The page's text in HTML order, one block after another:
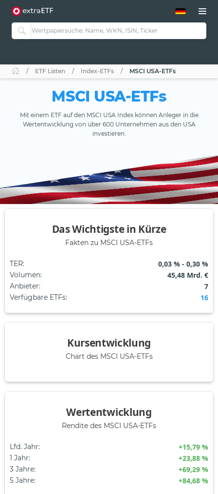
ETF-Guide 2.0
Guide Aktive ETFs
ETF-Sparpläne
ETF Listen Index-ETFs MSCI USA-ETFs
MSCI USA-ETFs
Mit einem ETF auf den MSCI USA Index können Anleger in die
Wertentwicklung von über 600 Unternehmen aus den USA
investieren.
Das Wichtigste in Kürze
Fakten zu MSCI USA-ETFs
TER: 0,03 % - 0,30 %
Volumen: 45,48 Mrd. €
Anbieter: 7
Verfügbare ETFs: 16
Kursentwicklung
Chart des MSCI USA-ETFs
Wertentwicklung
Rendite des MSCI USA-ETFs
Lfd. Jahr: +15,79 %
1 Jahr: +23,88 %
3 Jahre: +69,29 %
5 Jahre: +84,68 %